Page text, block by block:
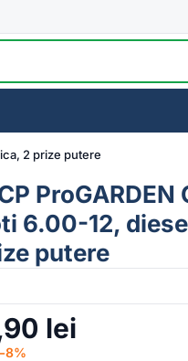
2 prize putere
ProGARDEN
6.00-12,
putere
lei